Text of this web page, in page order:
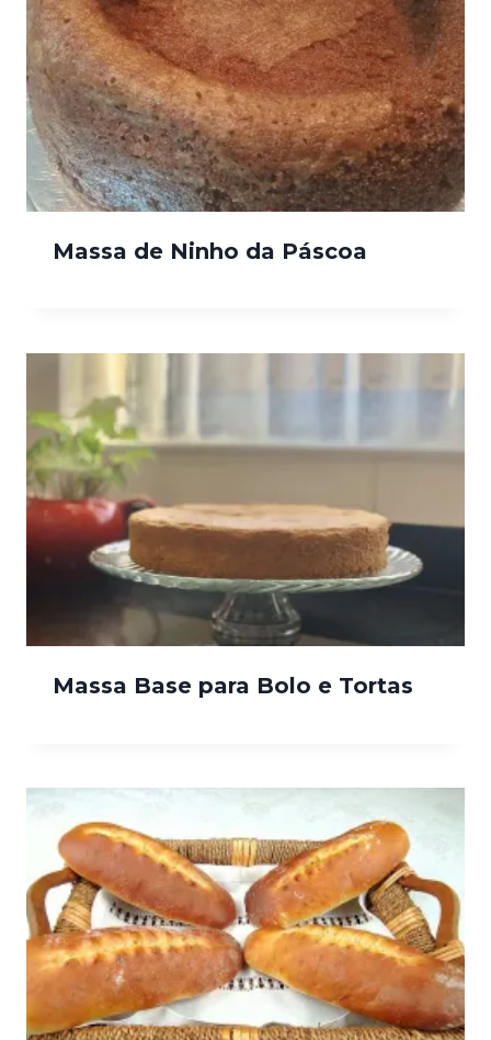
Massa de Ninho da Páscoa
Massa Base para Bolo e Tortas